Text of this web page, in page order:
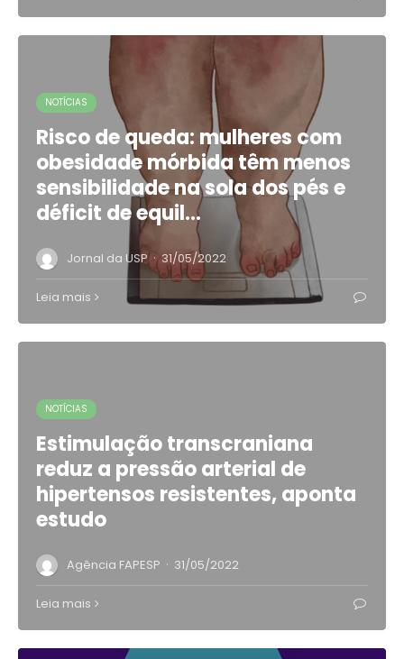
NOTÍCIAS
Risco de queda: mulheres com
obesidade mórbida têm menos
sensibilidade na sola dos pés e
déficit de equil…
Jornal da USP · 31/05/2022
Leia mais
NOTÍCIAS
Estimulação transcraniana
reduz a pressão arterial de
hipertensos resistentes, aponta
estudo
Agência FAPESP · 31/05/2022
Leia mais